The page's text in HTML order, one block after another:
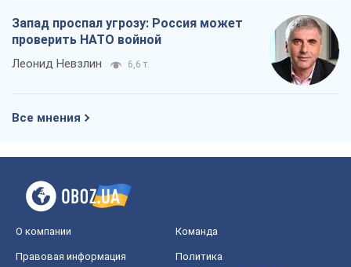
Запад проспал угрозу: Россия может
проверить НАТО войной
Леонид Невзлин 6,6 т.
Все мнения
О компании Команда
Правовая информация
Политика